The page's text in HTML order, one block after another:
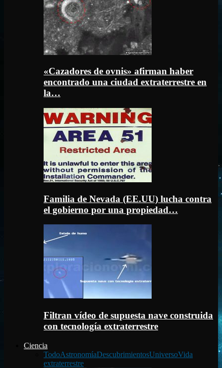
«Cazadores de ovnis» afirman haber
encontrado una ciudad extraterrestre en
la…
Familia de Nevada (EE.UU) lucha contra
el gobierno por una propiedad…
Filtran vídeo de supuesta nave construida
con tecnología extraterrestre
Ciencia
TodoAstronomíaDescubrimientosUniversoVida
extraterrestre